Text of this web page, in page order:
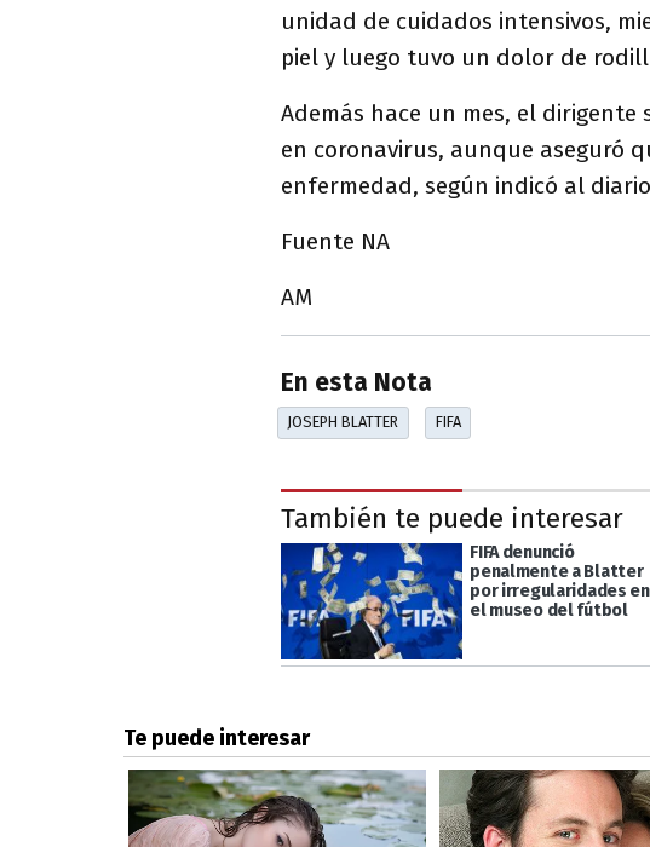
unidad de cuidados intensivos,
piel y luego tuvo un dolor de
Además hace un mes, el
en coronavirus, aunque aseguró
enfermedad, según indicó al
Fuente NA
AM
En esta Nota
JOSEPH BLATTER FIFA
También te puede interesar
FIFA denunció
penalmente a Blatter
por irregularidades en
el museo del fútbol